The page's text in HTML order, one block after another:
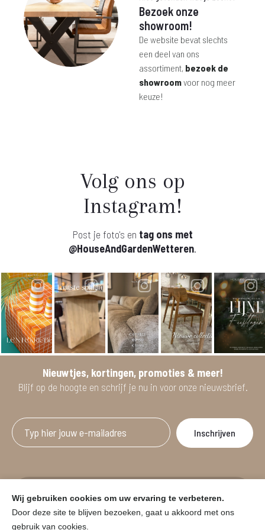
Bezoek onze
showroom!
De website bevat slechts
een deel van ons
assortiment, bezoek de
showroomvoor nog meer
keuze!
Volg ons op
Instagram!
Post je foto's en tag ons met
@HouseAndGardenWetteren.
Nieuwtjes, kortingen, promoties & meer!
Blijf op de hoogte en schrijf je nu in voor onze nieuwsbrief.
vanaf minimum 2 willekeurige artikelen.
Wij gebruiken cookies om uw ervaring te verbeteren.
Door deze site te blijven bezoeken, gaat u akkoord met ons
gebruik van cookies.